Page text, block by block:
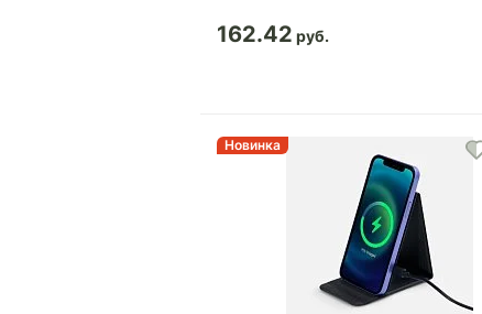
162.42
Новинка